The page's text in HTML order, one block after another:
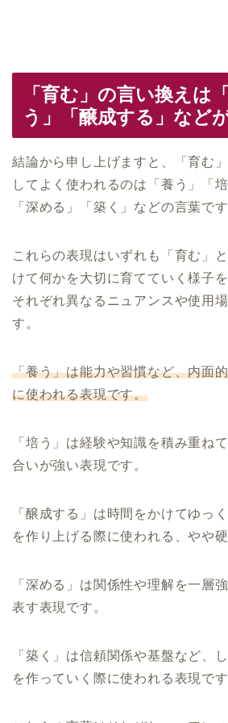
「育む」の言い換えは
う」「醸成する」など
結論から申し上げますと、「育む
してよく使われるのは「養う」「
「深める」「築く」などの言葉です
これらの表現はいずれも「育む」
けて何かを大切に育てていく様子
それぞれ異なるニュアンスや使用
す。
「養う」は能力や習慣など、内面
に使われる表現です。
「培う」は経験や知識を積み重ね
合いが強い表現です。
「醸成する」は時間をかけてゆっ
を作り上げる際に使われる、やや
「深める」は関係性や理解を一層
表す表現です。
「築く」は信頼関係や基盤など、
を作っていく際に使われる表現です